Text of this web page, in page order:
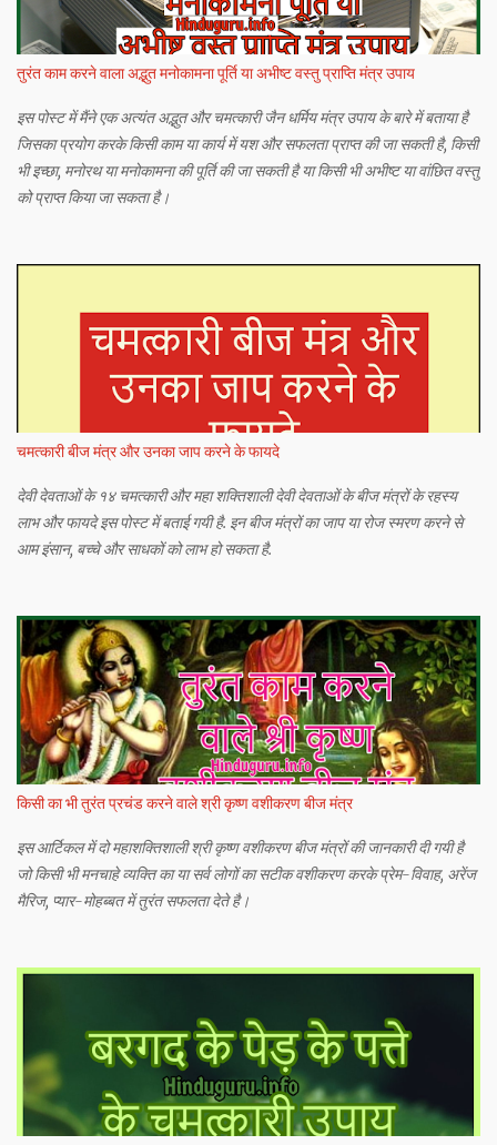
तुरंत काम करने वाला अद्भुत मनोकामना पूर्ति या अभीष्ट वस्तु प्राप्ति मंत्र उपाय
इस पोस्ट में मैंने एक अत्यंत अद्भुत और चमत्कारी जैन धर्मिय मंत्र उपाय के बारे में बताया है
जिसका प्रयोग करके किसी काम या कार्य में यश और सफलता प्राप्त की जा सकती है, किसी
भी इच्छा, मनोरथ या मनोकामना की पूर्ति की जा सकती है या किसी भी अभीष्ट या वांछित वस्तु
को प्राप्त किया जा सकता है।
चमत्कारी बीज मंत्र और उनका जाप करने के फायदे
देवी देवताओं के १४ चमत्कारी और महा शक्तिशाली देवी देवताओं के बीज मंत्रों के रहस्य
लाभ और फायदे इस पोस्ट में बताई गयी है. इन बीज मंत्रों का जाप या रोज स्मरण करने से
आम इंसान, बच्चे और साधकों को लाभ हो सकता है.
किसी का भी तुरंत प्रचंड करने वाले श्री कृष्ण वशीकरण बीज मंत्र
इस आर्टिकल में दो महाशक्तिशाली श्री कृष्ण वशीकरण बीज मंत्रों की जानकारी दी गयी है
जो किसी भी मनचाहे व्यक्ति का या सर्व लोगों का सटीक वशीकरण करके प्रेम-विवाह, अरेंज
मैरिज, प्यार-मोहब्बत में तुरंत सफलता देते है।